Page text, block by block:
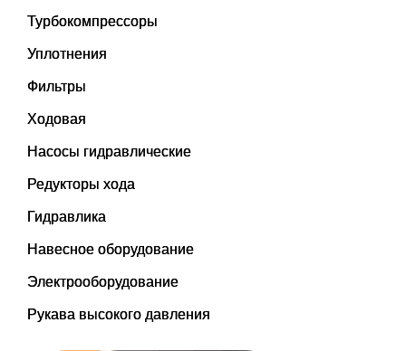
Турбокомпрессоры
Уплотнения
Фильтры
Ходовая
Насосы гидравлические
Редукторы хода
Гидравлика
Навесное оборудование
Электрооборудование
Рукава высокого давления